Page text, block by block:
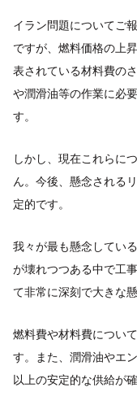
イラン問題についてご
ですが、燃料価格の上
表されている材料費の
や潤滑油等の作業に必
す。
しかし、現在これらに
ん。今後、懸念される
定的です。
我々が最も懸念してい
が壊れつつある中で工
て非常に深刻で大きな
燃料費や材料費につい
す。また、潤滑油やエ
以上の安定的な供給が